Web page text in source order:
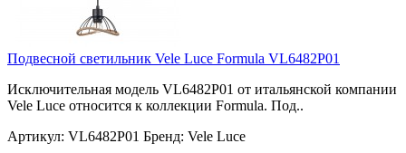
Подвесной светильник Vele Luce Formula VL6482P01
Исключительная модель VL6482P01 от итальянской компании
Vele Luce относится к коллекции Formula. Под..
Артикул: VL6482P01 Бренд: Vele Luce